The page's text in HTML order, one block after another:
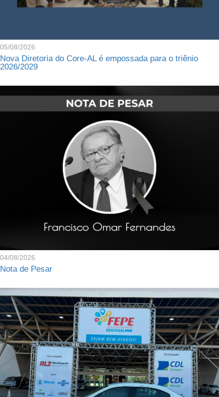
05/08/2026
Nova Diretoria do Core-AL é empossada para o triênio
2026/2029
04/08/2026
Nota de Pesar